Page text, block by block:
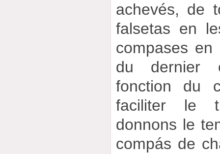
achevés, de
falsetas en
compases
du dernier
fonction du
faciliter le
donnons le
compás de